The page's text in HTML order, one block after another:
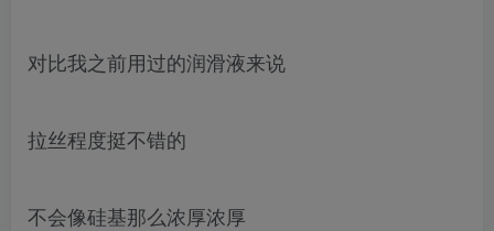
对比我之前用过的润滑液来说
拉丝程度挺不错的
不会像硅基那么浓厚浓厚